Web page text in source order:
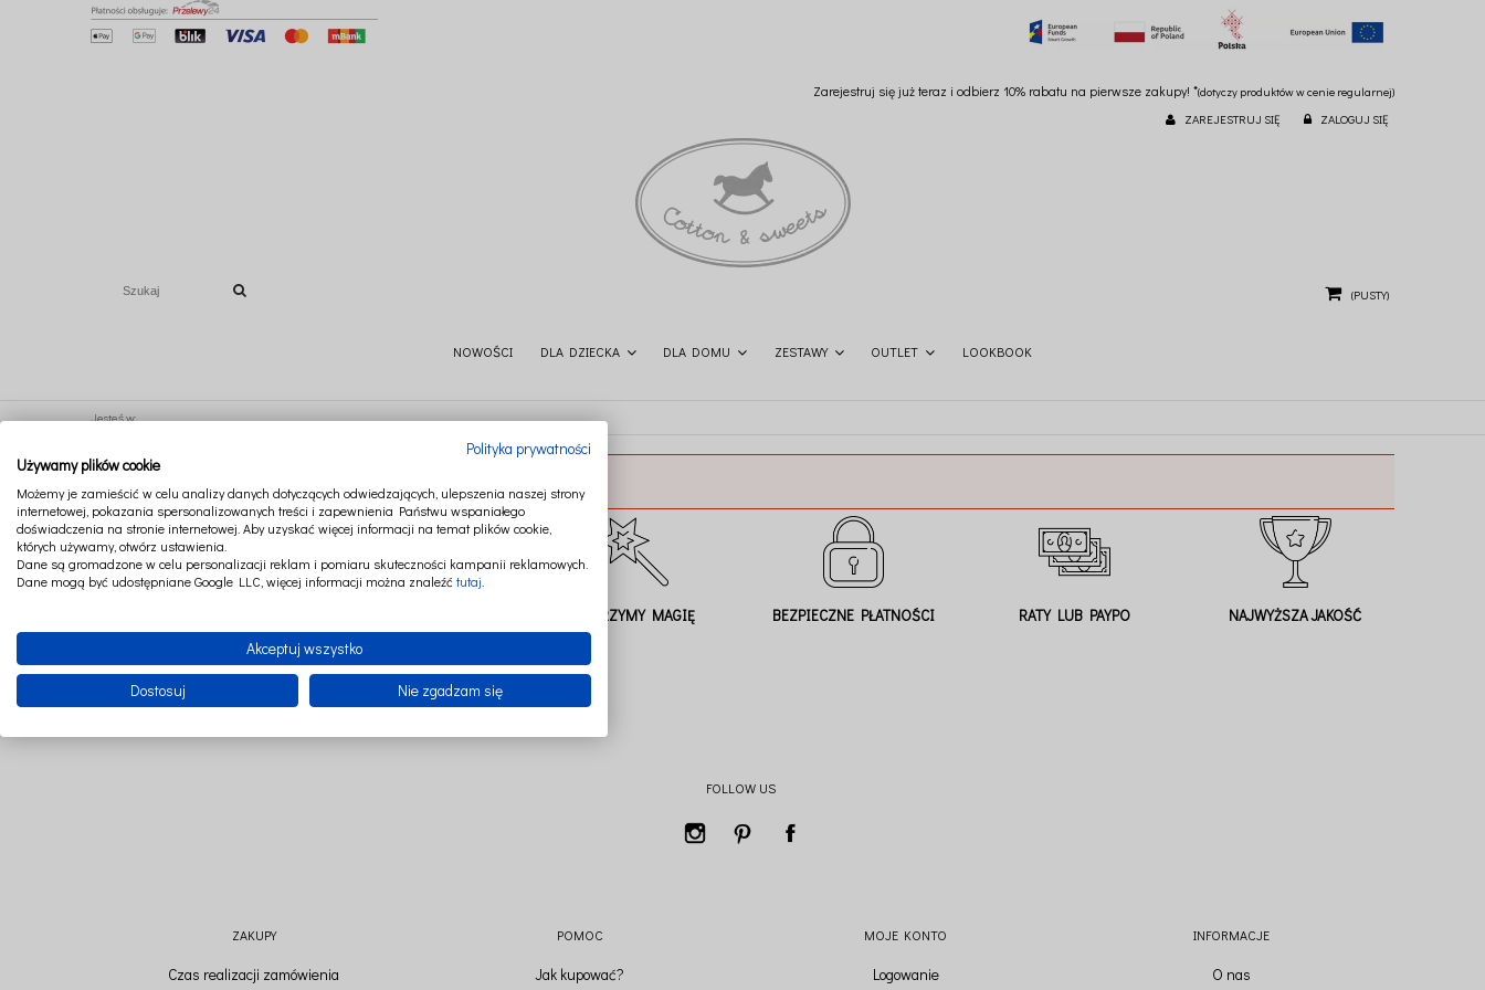
Zarejestruj się już teraz i odbierz 10% rabatu na pierwsze zakupy! *(dotyczy produktów w cenie regularnej)
ZAREJESTRUJ SIĘ ZALOGUJ SIĘ
(PUSTY)
NOWOŚCI DLA DZIECKA DLA DOMU ZESTAWY OUTLET LOOKBOOK
Jesteś w:
TWORZYMY MAGIĘ BEZPIECZNE PŁATNOŚCI RATY LUB PAYPO NAJWYŻSZA JAKOŚĆ
FOLLOW US
ZAKUPY
Czas realizacji zamówienia
POMOC
Jak kupować?
MOJE KONTO
Logowanie
INFORMACJE
O nas
Polityka prywatności
Używamy plików cookie
Możemy je zamieścić w celu analizy danych dotyczących odwiedzających, ulepszenia naszej strony
internetowej, pokazania spersonalizowanych treści i zapewnienia Państwu wspaniałego
doświadczenia na stronie internetowej. Aby uzyskać więcej informacji na temat plików cookie,
których używamy, otwórz ustawienia.
Dane są gromadzone w celu personalizacji reklam i pomiaru skuteczności kampanii reklamowych.
Dane mogą być udostępniane Google LLC, więcej informacji można znaleźć tutaj
Akceptuj wszystko
Dostosuj Nie zgadzam się